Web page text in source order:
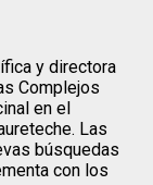
y directora
Complejos
en el
Las
búsquedas
con los